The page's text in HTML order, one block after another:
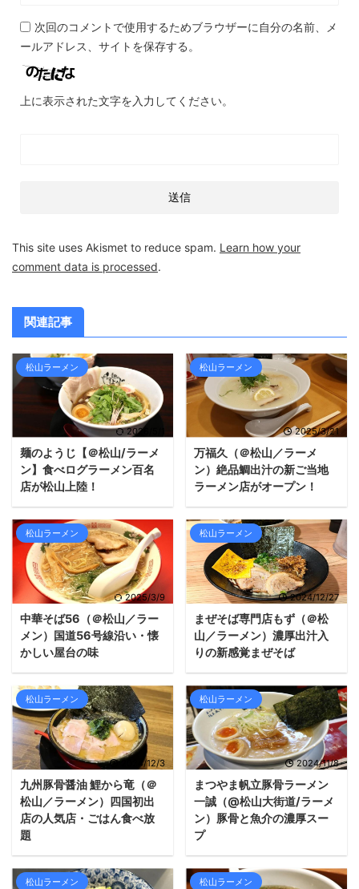
次回のコメントで使用するためブラウザーに自分の名前、メ
ールアドレス、サイトを保存する。
上に表示された文字を入力してください。
This site uses Akismet to reduce spam. Learn how your
comment data is processed.
関連記事
松山ラーメン
2026/5/1
麺のようじ【＠松山/ラーメ
ン】食べログラーメン百名
店が松山上陸！
松山ラーメン
2025/3/21
万福久（＠松山／ラーメ
ン）絶品鯛出汁の新ご当地
ラーメン店がオープン！
松山ラーメン
2025/3/9
中華そば56（＠松山／ラー
メン）国道56号線沿い・懐
かしい屋台の味
松山ラーメン
2024/12/27
まぜそば専門店もず（＠松
山／ラーメン）濃厚出汁入
りの新感覚まぜそば
松山ラーメン
2024/12/3
九州豚骨醤油 鯉から竜（＠
松山／ラーメン）四国初出
店の人気店・ごはん食べ放
題
松山ラーメン
2024/11/8
まつやま帆立豚骨ラーメン
一誠（@松山大街道/ラーメ
ン）豚骨と魚介の濃厚スー
プ
松山ラーメン 松山ラーメン